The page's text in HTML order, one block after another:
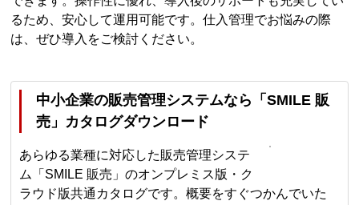
るため、安心して運用可能です。仕入管理でお悩みの際
は、ぜひ導入をご検討ください。
中小企業の販売管理システムなら「SMILE 販
売」カタログダウンロード
あらゆる業種に対応した販売管理システ
ム「SMILE 販売」のオンプレミス版・ク
ラウド版共通カタログです。概要をすぐつかんでいた